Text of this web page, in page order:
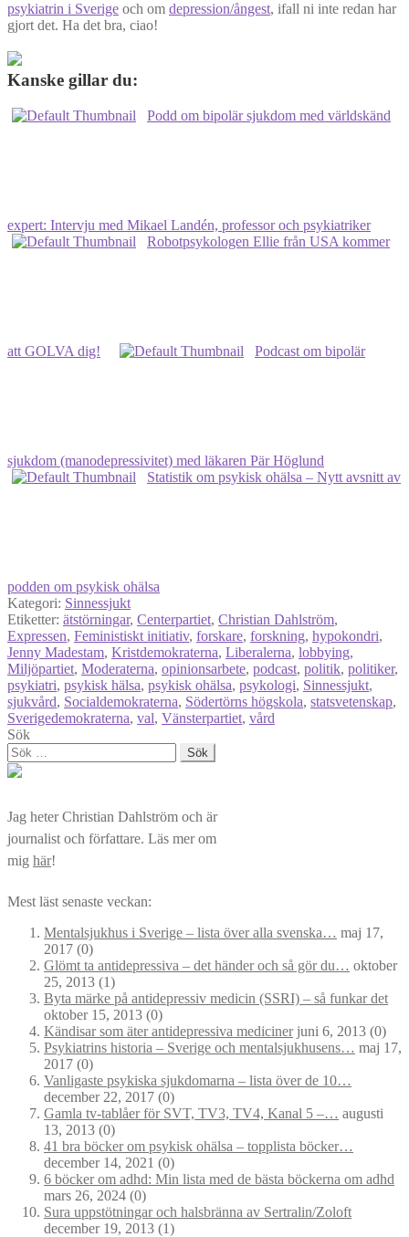
psykiatrin i Sverige och om depression/ångest, ifall ni inte redan har
gjort det. Ha det bra, ciao!
Kanske gillar du:
Podd om bipolär sjukdom med världskänd
expert: Intervju med Mikael Landén, professor och psykiatriker
Robotpsykologen Ellie från USA kommer
att GOLVA dig! Podcast om bipolär
sjukdom (manodepressivitet) med läkaren Pär Höglund
Statistik om psykisk ohälsa – Nytt avsnitt av
podden om psykisk ohälsa
Kategori: Sinnessjukt
Etiketter: ätstörningar, Centerpartiet, Christian Dahlström,
Expressen, Feministiskt initiativ, forskare, forskning, hypokondri,
Jenny Madestam, Kristdemokraterna, Liberalerna, lobbying,
Miljöpartiet, Moderaterna, opinionsarbete, podcast, politik, politiker,
psykiatri, psykisk hälsa, psykisk ohälsa, psykologi, Sinnessjukt,
sjukvård, Socialdemokraterna, Södertörns högskola, statsvetenskap,
Sverigedemokraterna, val, Vänsterpartiet, vård
Sök
Sök
efter:
Jag heter Christian Dahlström och är
journalist och författare. Läs mer om
mig här!
Mest läst senaste veckan:
Mentalsjukhus i Sverige – lista över alla svenska… maj 17,
2017 (0)
Glömt ta antidepressiva – det händer och så gör du… oktober
25, 2013 (1)
Byta märke på antidepressiv medicin (SSRI) – så funkar det
oktober 15, 2013 (0)
Kändisar som äter antidepressiva medicinerjuni 6, 2013 (0)
Psykiatrins historia – Sverige och mentalsjukhusens… maj 17,
2017 (0)
Vanligaste psykiska sjukdomarna – lista över de 10…
december 22, 2017 (0)
Gamla tv-tablåer för SVT, TV3, TV4, Kanal 5 –… augusti
13, 2013 (0)
41 bra böcker om psykisk ohälsa – topplista böcker…
december 14, 2021 (0)
6 böcker om adhd: Min lista med de bästa böckerna om adhd
mars 26, 2024 (0)
Sura uppstötningar och halsbränna av Sertralin/Zoloft
december 19, 2013 (1)